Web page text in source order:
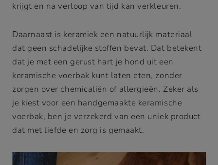
krijgt en na verloop van tijd kan verkleuren.
Daarnaast is keramiek een natuurlijk materiaal
dat geen schadelijke stoffen bevat. Dat betekent
dat je met een gerust hart je hond uit een
keramische voerbak kunt laten eten, zonder
zorgen over chemicaliën of allergieën. Zeker als
je kiest voor een handgemaakte keramische
voerbak, ben je verzekerd van een uniek product
dat met liefde en zorg is gemaakt.